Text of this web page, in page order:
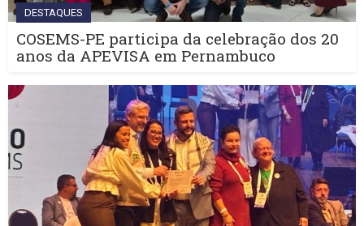
DESTAQUES
COSEMS-PE participa da celebração dos 20
anos da APEVISA em Pernambuco